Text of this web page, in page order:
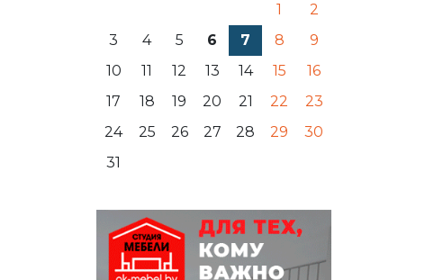
1
2
3
4 5 6 7 8
9
10
11 12 13 14 15
16
17
18 19 20 21 22
23
24
25 26 27 28 29
30
31